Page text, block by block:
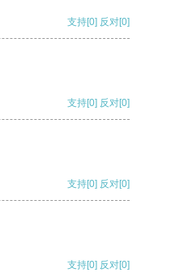
支持[0] 反对[0]
支持[0] 反对[0]
支持[0] 反对[0]
支持[0] 反对[0]